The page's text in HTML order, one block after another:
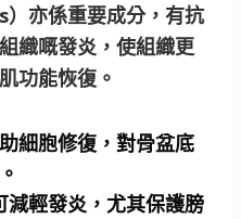
亦係重要成分，有抗
織嘅發炎，使組織更
功能恢復。
細胞修復，對骨盆底
輕發炎，尤其保護膀